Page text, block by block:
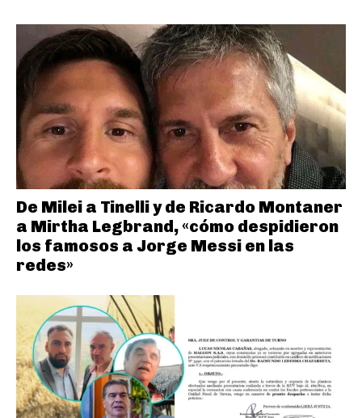
De Milei a Tinelli y de Ricardo Montaner
a Mirtha Legbrand, «cómo despidieron
los famosos a Jorge Messi en las
redes»